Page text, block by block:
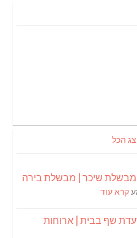
הכל
קרא עוד
שף בבית | ארוחות